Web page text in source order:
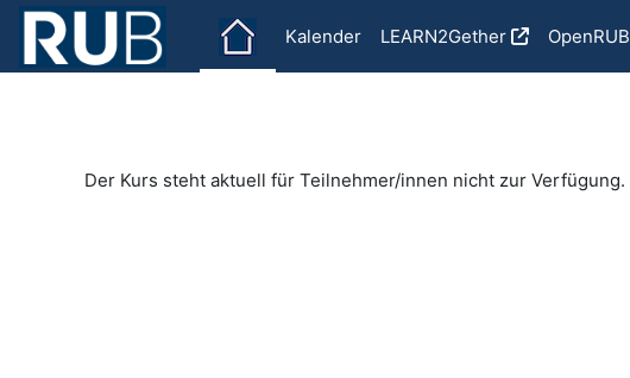
Zum Hauptinhalt
Kalender
LEARN2Gether OpenRUB
Der Kurs steht aktuell für Teilnehmer/innen nicht zur Verfügung.